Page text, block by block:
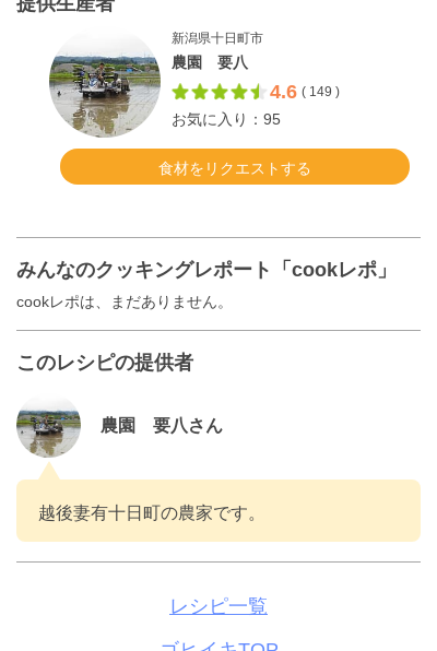
新潟県十日町市
農園 要八
4.6 ( 149 )
お気に入り：95
食材をリクエストする
みんなのクッキングレポート「cookレポ」
cookレポは、まだありません。
このレシピの提供者
農園 要八さん
越後妻有十日町の農家です。
レシピ一覧